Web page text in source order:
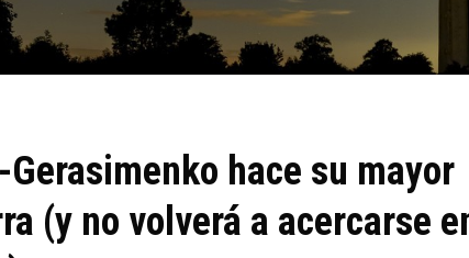
hace su mayor
(y no volverá a acercarse